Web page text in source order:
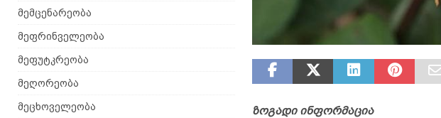
ზოგადი ინფორმაცია
მემცენარეობა
მეფრინველეობა
მეფუტკრეობა
მეღორეობა
მეცხოველეობა